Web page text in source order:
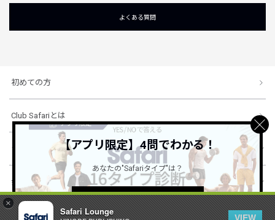
×
Safari Lounge
VIEW
よくある質問
初めての方
Club Safariとは
ショッピングガイド
会社概要・規約
【アプリ限定】4問でわかる！
あなたの"Safariタイプ"は？
詳しくはこちら ＞